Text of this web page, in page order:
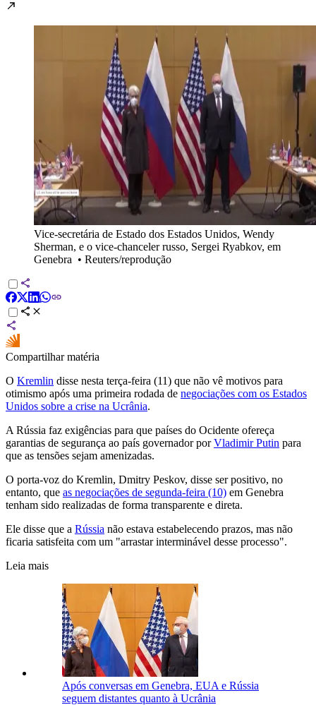
Vice-secretária de Estado dos Estados Unidos, Wendy
Sherman, e o vice-chanceler russo, Sergei Ryabkov, em
Genebra • Reuters/reprodução
Compartilhar matéria
O Kremlin disse nesta terça-feira (11) que não vê motivos para
otimismo após uma primeira rodada de negociações com os Estados
Unidos sobre a crise na Ucrânia.
A Rússia faz exigências para que países do Ocidente ofereça
garantias de segurança ao país governador porVladimir Putin para
que as tensões sejam amenizadas.
O porta-voz do Kremlin, Dmitry Peskov, disse ser positivo, no
entanto, que as negociações de segunda-feira (10) em Genebra
tenham sido realizadas de forma transparente e direta.
Ele disse que a Rússia não estava estabelecendo prazos, mas não
ficaria satisfeita com um "arrastar interminável desse processo".
Leia mais
Após conversas em Genebra, EUA e Rússia
seguem distantes quanto à Ucrânia